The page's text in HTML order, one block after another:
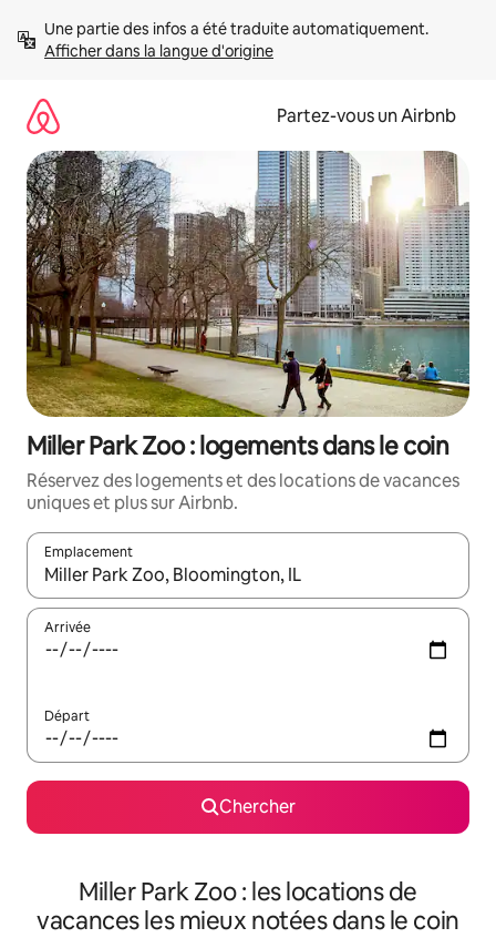
directement
Afficher dans la langue d'origine
Partez-vous un Airbnb
Miller Park Zoo : logements dans le coin
Réservez des logements et des locations de vacances
uniques et plus sur Airbnb.
Emplacement
Quand les résultats sont affichés, parcourez-les en utilisant
Arrivée
Départ
Chercher
Miller Park Zoo : les locations de
vacances les mieux notées dans le coin